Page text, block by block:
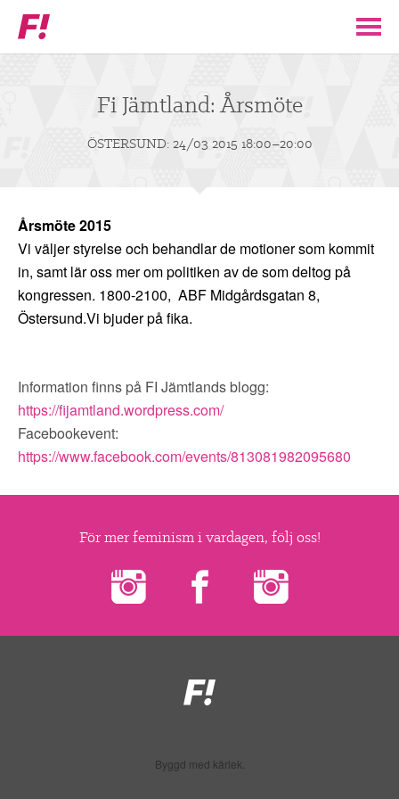
Feministiskt
initiativ
ENGAGERA DIG I F! ▼
ENAD RÖST
OM FI
FÖR MEDLEMMAR ▼
Fi Jämtland: Årsmöte
ÖSTERSUND: 24/03 2015 18:00–20:00
Årsmöte 2015
Vi väljer styrelse och behandlar de motioner som kommit
in, samt lär oss mer om politiken av de som deltog på
kongressen. 1800-2100, ABF Midgårdsgatan 8,
Östersund.Vi bjuder på fika.
Information finns på FI Jämtlands blogg:
https://fijamtland.wordpress.com/
Facebookevent:
https://www.facebook.com/events/813081982095680
För mer feminism i vardagen, följ oss!
Feministiskt
initiativ
Byggd med kärlek.